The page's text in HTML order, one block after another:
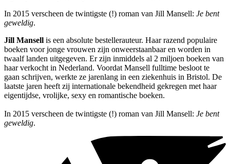
In 2015 verscheen de twintigste (!) roman van Jill Mansell: Je bent
geweldig.
Jill Mansell is een absolute bestellerauteur. Haar razend populaire
boeken voor jonge vrouwen zijn onweerstaanbaar en worden in
twaalf landen uitgegeven. Er zijn inmiddels al 2 miljoen boeken van
haar verkocht in Nederland. Voordat Mansell fulltime besloot te
gaan schrijven, werkte ze jarenlang in een ziekenhuis in Bristol. De
laatste jaren heeft zij internationale bekendheid gekregen met haar
eigentijdse, vrolijke, sexy en romantische boeken.
In 2015 verscheen de twintigste (!) roman van Jill Mansell: Je bent
geweldig.